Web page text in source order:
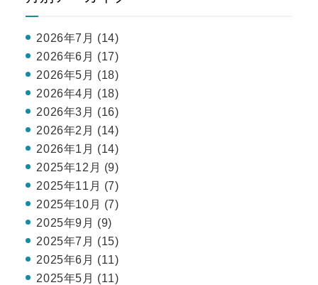
2026年7月 (14)
2026年6月 (17)
2026年5月 (18)
2026年4月 (18)
2026年3月 (16)
2026年2月 (14)
2026年1月 (14)
2025年12月 (9)
2025年11月 (7)
2025年10月 (7)
2025年9月 (9)
2025年7月 (15)
2025年6月 (11)
2025年5月 (11)